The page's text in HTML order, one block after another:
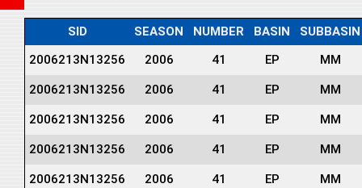
SID SEASON NUMBER BASIN
SUBBASIN
2006213N13256
2006 41 EP MM
2006213N13256 2006 41 EP MM
2006213N13256 2006 41 EP MM
2006213N13256 2006 41 EP MM
2006213N13256 2006 41 EP MM